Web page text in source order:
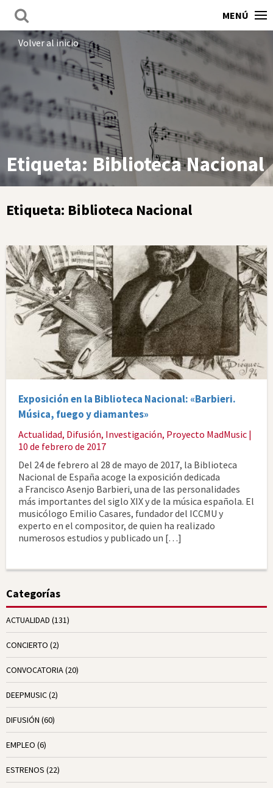
MENÚ
Volver al inicio
Etiqueta: Biblioteca Nacional
Etiqueta: Biblioteca Nacional
Exposición en la Biblioteca Nacional: «Barbieri.
Música, fuego y diamantes»
Actualidad, Difusión, Investigación, Proyecto MadMusic |
10 de febrero de 2017
Del 24 de febrero al 28 de mayo de 2017, la Biblioteca
Nacional de España acoge la exposición dedicada
a Francisco Asenjo Barbieri, una de las personalidades
más importantes del siglo XIX y de la música española. El
musicólogo Emilio Casares, fundador del ICCMU y
experto en el compositor, de quien ha realizado
numerosos estudios y publicado un […]
Categorías
ACTUALIDAD (131)
CONCIERTO (2)
CONVOCATORIA(20)
DEEPMUSIC(2)
DIFUSIÓN (60)
EMPLEO (6)
ESTRENOS (22)